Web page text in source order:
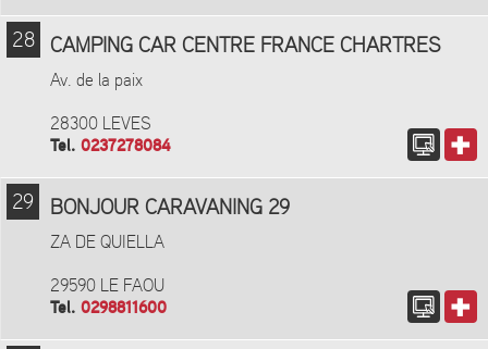
28 CAMPING CAR CENTRE FRANCE CHARTRES
Av. de la paix
28300 LEVES
Tel. 0237278084
29 BONJOUR CARAVANING 29
ZA DE QUIELLA
29590 LE FAOU
Tel. 0298811600